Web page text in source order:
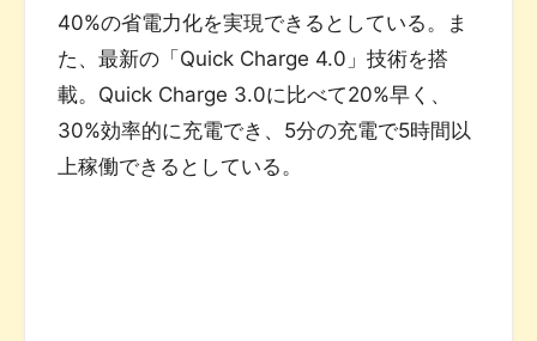
40%の省電力化を実現できるとしている。ま
た、最新の「Quick Charge 4.0」技術を搭
載。Quick Charge 3.0に比べて20%早く、
30%効率的に充電でき、5分の充電で5時間以
上稼働できるとしている。